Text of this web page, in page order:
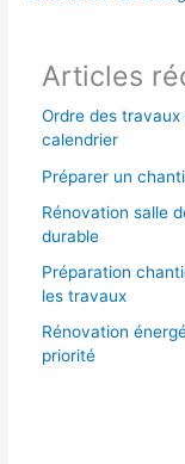
:
Articles
Ordre des
calendrier
Préparer un
Rénovation salle
durable
Préparation
les travaux
Rénovation
priorité